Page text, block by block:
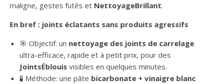
maligne, gestes futés et NettoyageBrillant.
En bref : joints éclatants sans produits agressifs
🎯 Objectif: un nettoyage des joints de carrelage
ultra-efficace, rapide et à petit prix, pour des
JointsÉblouis visibles en quelques minutes.
🧪 Méthode: une pâte bicarbonate + vinaigre blanc